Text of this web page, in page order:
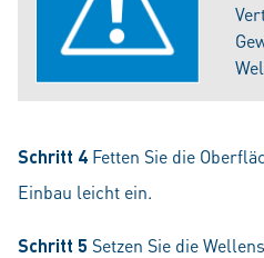
Schritt 4 Fetten Sie die
Einbau leicht ein.
Schritt 5 Setzen Sie die